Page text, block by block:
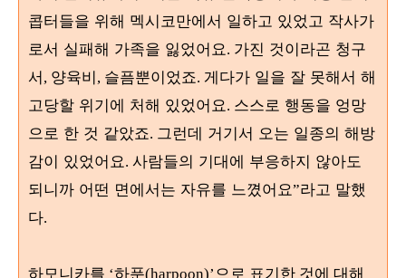
콥터들을 위해 멕시코만에서 일하고 있었고 작사가
로서 실패해 가족을 잃었어요. 가진 것이 라곤 청구
서 , 양육비 , 슬픔뿐이었죠. 게다가 일을 잘 못해서 해
고당할 위기에 처해 있었어요. 스스로 행동을 엉망
으로 한 것 같았죠. 그런데 거기서 오는 일종의 해방
감이 있었어요. 사람들의 기대에 부응하지 않아도
되니까 어떤 면에서는 자유를 느꼈어요”라고 말했
다.
하모니카를 ‘하푼(harpoon)’으로 표기한 것에 대해